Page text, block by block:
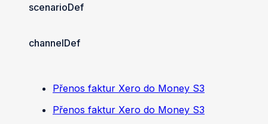
scenarioDef
channelDef
Přenos faktur Xero do Money S3
Přenos faktur Xero do Money S3